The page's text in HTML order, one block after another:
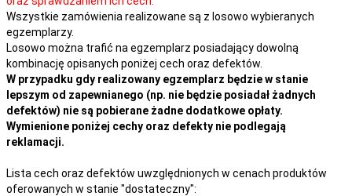
Wszystkie zamówienia realizowane są z losowo wybieranych
egzemplarzy.
Losowo można trafić na egzemplarz posiadający dowolną
kombinację opisanych poniżej cech oraz defektów.
W przypadku gdy realizowany egzemplarz będzie w stanie
lepszym od zapewnianego (np. nie będzie posiadał żadnych
defektów) nie są pobierane żadne dodatkowe opłaty.
Wymienione poniżej cechy oraz defekty nie podlegają
reklamacji.
Lista cech oraz defektów uwzględnionych w cenach produktów
oferowanych w stanie "dostateczny":